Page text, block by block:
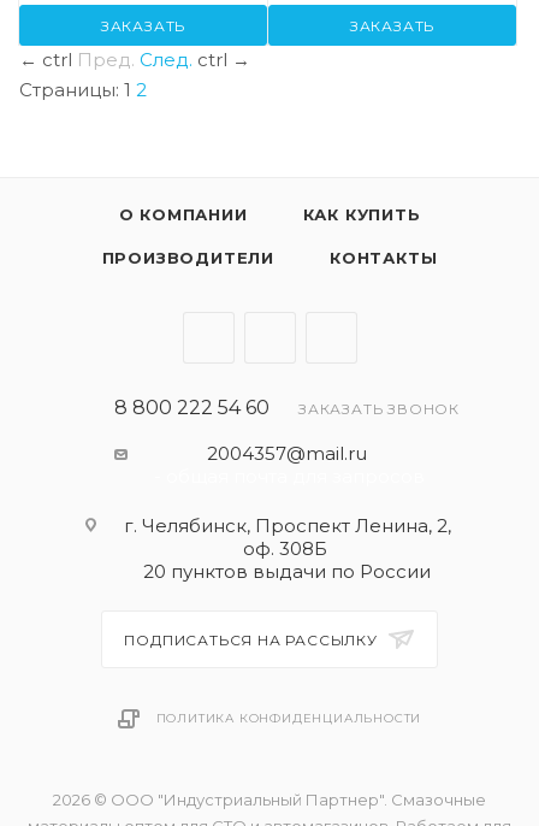
ЗАКАЗАТЬ ЗАКАЗАТЬ
← ctrl Пред. След. ctrl →
Страницы: 1 2
О КОМПАНИИ КАК КУПИТЬ
ПРОИЗВОДИТЕЛИ КОНТАКТЫ
8 800 222 54 60 ЗАКАЗАТЬ ЗВОНОК
2004357@mail.ru
г. Челябинск, Проспект Ленина, 2,
оф. 308Б
20 пунктов выдачи по России
ПОДПИСАТЬСЯ НА РАССЫЛКУ
ПОЛИТИКА КОНФИДЕНЦИАЛЬНОСТИ
2026 © ООО "Индустриальный Партнер". Смазочные